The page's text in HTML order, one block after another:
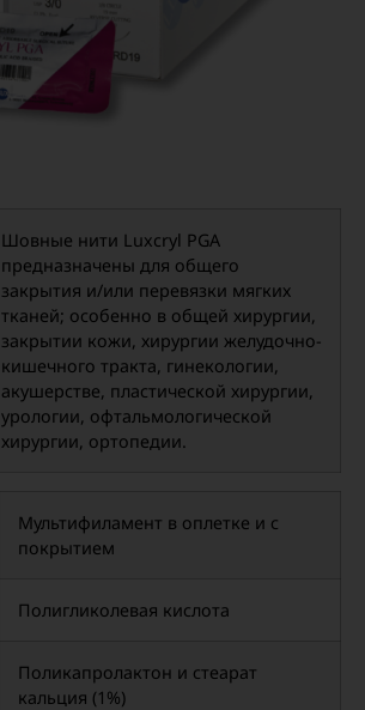
Шовные нити Luxcryl PGA
предназначены для общего
закрытия и/или перевязки мягких
тканей; особенно в общей хирургии,
закрытии кожи, хирургии желудочно-
кишечного тракта, гинекологии,
акушерстве, пластической хирургии,
урологии, офтальмологической
хирургии, ортопедии.
Мультифиламент в оплетке и с
покрытием
Полигликолевая кислота
Поликапролактон и стеарат
кальция (1%)